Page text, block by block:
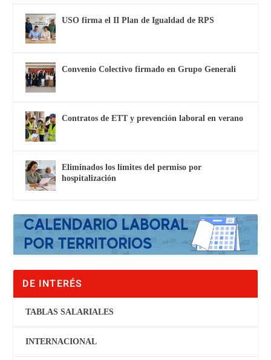
USO firma el II Plan de Igualdad de RPS
Convenio Colectivo firmado en Grupo Generali
Contratos de ETT y prevención laboral en verano
Eliminados los límites del permiso por
hospitalización
DE INTERÉS
TABLAS SALARIALES
INTERNACIONAL